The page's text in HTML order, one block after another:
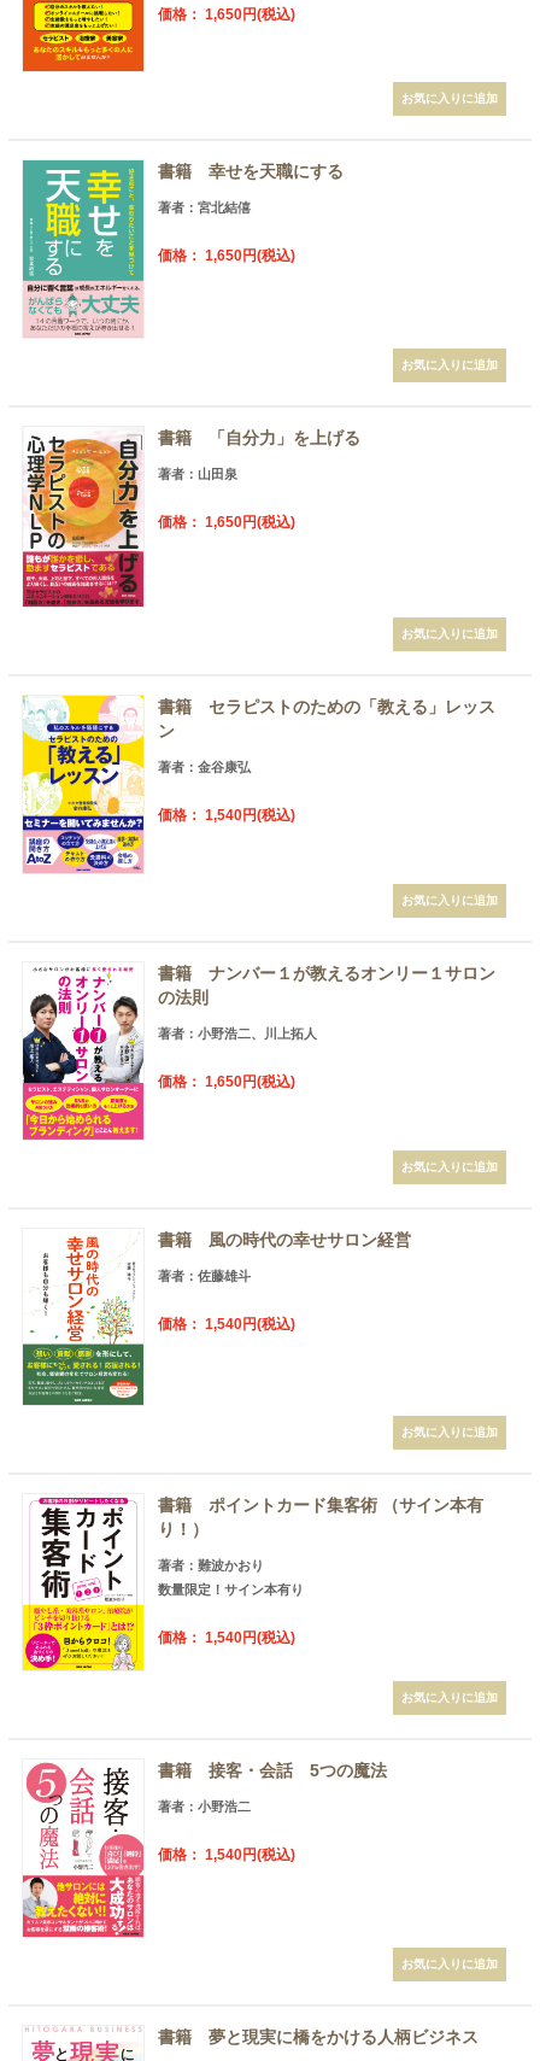
価格： 1,650円(税込)
書籍 幸せを天職にする
著者：宮北結僖
価格： 1,650円(税込)
書籍 「自分力」を上げる
著者：山田泉
価格： 1,650円(税込)
書籍 セラピストのための「教える」レッス
ン
著者：金谷康弘
価格： 1,540円(税込)
書籍 ナンバー１が教えるオンリー１サロン
の法則
著者：小野浩二、川上拓人
価格： 1,650円(税込)
書籍 風の時代の幸せサロン経営
著者：佐藤雄斗
価格： 1,540円(税込)
書籍 ポイントカード集客術 （サイン本有
り！）
著者：難波かおり
数量限定！サイン本有り
価格： 1,540円(税込)
書籍 接客・会話 5つの魔法
著者：小野浩二
価格： 1,540円(税込)
書籍 夢と現実に橋をかける人柄ビジネス